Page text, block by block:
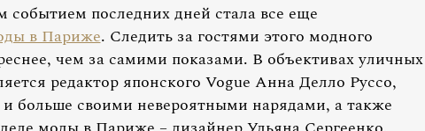
последних дней стала все еще
в Париже. Следить за гостями этого модного
чем за самими показами. В объективах уличных
редактор японского Vogue Анна Делло Руссо,
больше своими невероятными нарядами, а также